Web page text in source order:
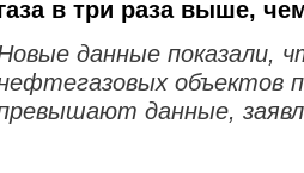
в три раза выше,
данные показали,
объектов
данные,